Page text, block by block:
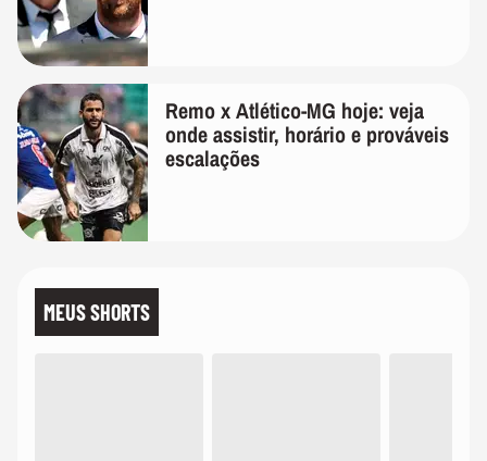
Remo x Atlético-MG hoje: veja
onde assistir, horário e prováveis
escalações
MEUS SHORTS